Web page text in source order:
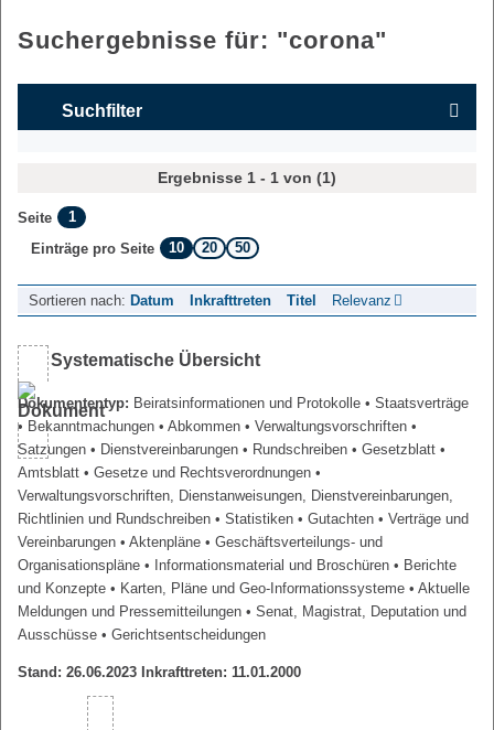
Suchergebnisse für: "corona"
Suchfilter
Ergebnisse 1 - 1 von (1)
Seite
1
Einträge pro Seite
10 20 50
Sortieren nach: Datum Inkrafttreten Titel Relevanz
Systematische Übersicht
Dokumententyp: Beiratsinformationen und Protokolle • Staatsverträge
• Bekanntmachungen • Abkommen • Verwaltungsvorschriften •
Satzungen • Dienstvereinbarungen • Rundschreiben • Gesetzblatt •
Amtsblatt • Gesetze und Rechtsverordnungen •
Verwaltungsvorschriften, Dienstanweisungen, Dienstvereinbarungen,
Richtlinien und Rundschreiben • Statistiken • Gutachten • Verträge und
Vereinbarungen • Aktenpläne • Geschäftsverteilungs- und
Organisationspläne • Informationsmaterial und Broschüren • Berichte
und Konzepte • Karten, Pläne und Geo-Informationssysteme • Aktuelle
Meldungen und Pressemitteilungen • Senat, Magistrat, Deputation und
Ausschüsse • Gerichtsentscheidungen
Stand: 26.06.2023 Inkrafttreten: 11.01.2000